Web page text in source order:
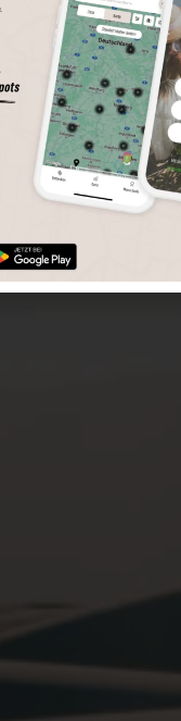
speichern
Filterfunktion
mit unserer
einen größeren